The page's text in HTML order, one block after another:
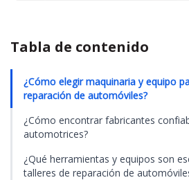
Tabla de contenido
¿Cómo elegir maquinaria y equipo
reparación de automóviles?
¿Cómo encontrar fabricantes
automotrices?
¿Qué herramientas y equipos son
talleres de reparación de